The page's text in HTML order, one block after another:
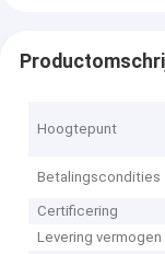
Hoogtepunt
Betalingscondities
Certificering
Levering vermogen